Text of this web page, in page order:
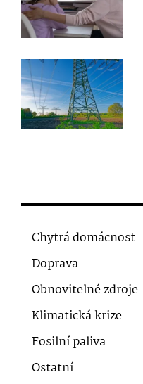
Chytrá domácnost
Doprava
Obnovitelné zdroje
Klimatická krize
Fosilní paliva
Ostatní